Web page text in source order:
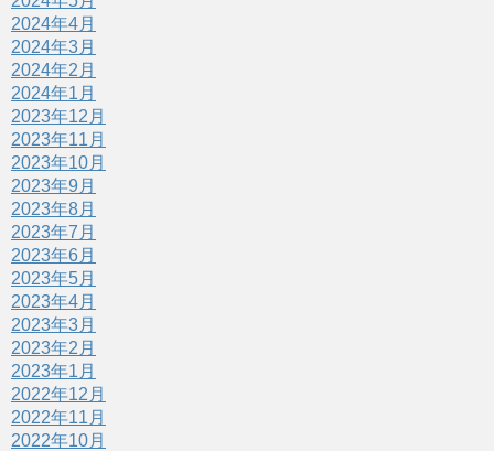
2024年4月
2024年3月
2024年2月
2024年1月
2023年12月
2023年11月
2023年10月
2023年9月
2023年8月
2023年7月
2023年6月
2023年5月
2023年4月
2023年3月
2023年2月
2023年1月
2022年12月
2022年11月
2022年10月